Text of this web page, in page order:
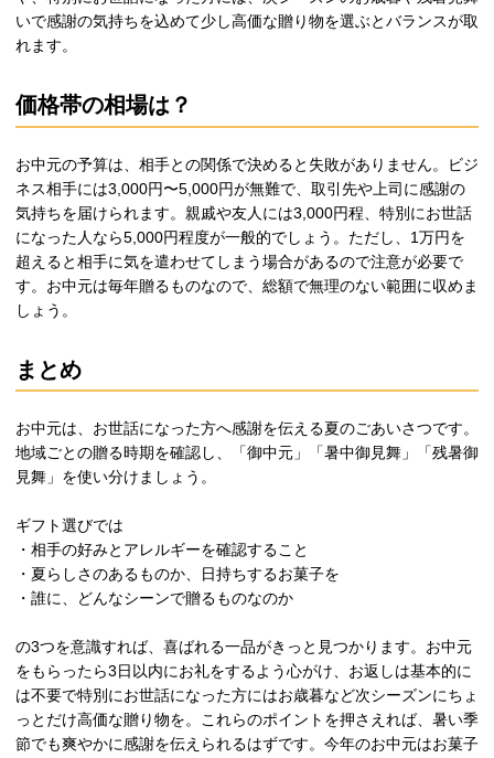
いで感謝の気持ちを込めて少し高価な贈り物を選ぶとバランスが取
れます。
価格帯の相場は？
お中元の予算は、相手との関係で決めると失敗がありません。ビジ
ネス相手には3,000円〜5,000円が無難で、取引先や上司に感謝の
気持ちを届けられます。親戚や友人には3,000円程、特別にお世話
になった人なら5,000円程度が一般的でしょう。ただし、1万円を
超えると相手に気を遣わせてしまう場合があるので注意が必要で
す。お中元は毎年贈るものなので、総額で無理のない範囲に収めま
しょう。
まとめ
お中元は、お世話になった方へ感謝を伝える夏のごあいさつです。
地域ごとの贈る時期を確認し、「御中元」「暑中御見舞」「残暑御
見舞」を使い分けましょう。
ギフト選びでは
・相手の好みとアレルギーを確認すること
・夏らしさのあるものか、日持ちするお菓子を
・誰に、どんなシーンで贈るものなのか
の3つを意識すれば、喜ばれる一品がきっと見つかります。お中元
をもらったら3日以内にお礼をするよう心がけ、お返しは基本的に
は不要で特別にお世話になった方にはお歳暮など次シーズンにちょ
っとだけ高価な贈り物を。これらのポイントを押さえれば、暑い季
節でも爽やかに感謝を伝えられるはずです。今年のお中元はお菓子